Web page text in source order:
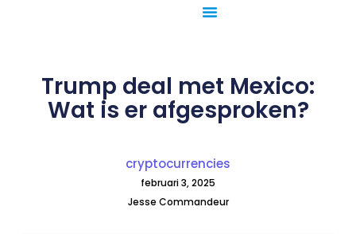
Trump deal met Mexico:
Wat is er afgesproken?
cryptocurrencies
februari 3, 2025
Jesse Commandeur